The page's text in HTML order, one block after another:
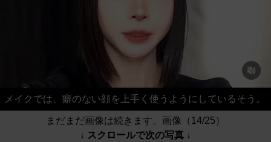
メイクでは、癖のない顔を上手く使うようにしているそう。
まだまだ画像は続きます。画像（14/25）
↓ スクロールで次の写真 ↓